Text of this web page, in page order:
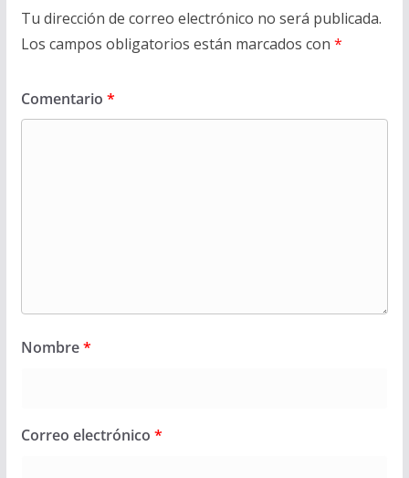
Tu dirección de correo electrónico no será publicada.
Los campos obligatorios están marcados con *
Comentario *
Nombre*
Correo electrónico *